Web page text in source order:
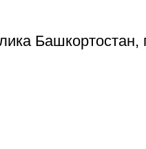
Башкортостан,